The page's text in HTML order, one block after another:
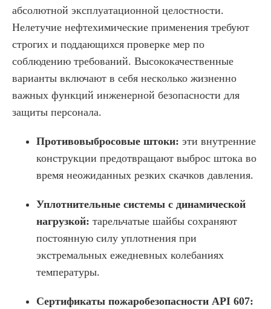
абсолютной эксплуатационной целостности.
Нелетучие нефтехимические применения требуют
строгих и поддающихся проверке мер по
соблюдению требований. Высококачественные
варианты включают в себя несколько жизненно
важных функций инженерной безопасности для
защиты персонала.
Противовыбросовые штоки: эти внутренние
конструкции предотвращают выброс штока во
время неожиданных резких скачков давления.
Уплотнительные системы с динамической
нагрузкой: тарельчатые шайбы сохраняют
постоянную силу уплотнения при
экстремальных ежедневных колебаниях
температуры.
Сертификаты пожаробезопасности API 607: